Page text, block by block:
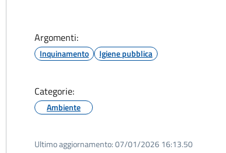
Argomenti:
Inquinamento Igiene pubblica
Categorie:
Ambiente
Ultimo aggiornamento:07/01/2026 16:13.50